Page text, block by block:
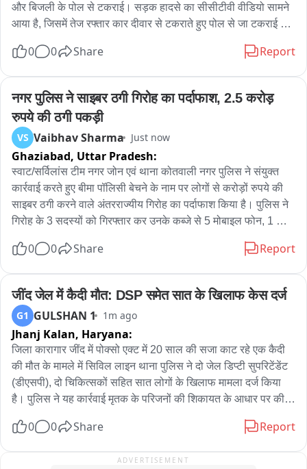
और बिजली के पोल से टकराई। सड़क हादसे का सीसीटीवी वीडियो सामने
आया है, जिसमें तेज रफ्तार कार दीवार से टकराते हुए पोल से जा टकराई
बाल-बाल बच गया और किसी तरह की जानी नुकसान नहीं हुआ। जिला
अपील करता है, फिर भी तेज रफ्तार का कहर अकसर सड़कों पर दिखाई देता
है。
0 0 Share Report
नगर पुलिस ने साइबर ठगी गिरोह का पर्दाफाश, 2.5 करोड़
रुपये की ठगी पकड़ी
VS Vaibhav Sharma Just now
Ghaziabad, Uttar Pradesh:
स्वाट/सर्विलांस टीम नगर जोन एवं थाना कोतवाली नगर पुलिस ने संयुक्त
कार्रवाई करते हुए बीमा पॉलिसी बेचने के नाम पर लोगों से करोड़ों रुपये की
साइबर ठगी करने वाले अंतरराज्यीय गिरोह का पर्दाफाश किया है। पुलिस ने
गिरोह के 3 सदस्यों को गिरफ्तार कर उनके कब्जे से 5 मोबाइल फोन, 1
करीब 2.5 करोड़ रुपये की साइबर ठगी को अंजाम दिया था। साथ ही चार
गिरफ्तार अभियुक्तों की पहचान पंकज शर्मा, आदित्य यादव उर्फ मोनू और
प्रमोद हरीश चंद्र छेबड़े के रूप में हुई है। 3 को थाना कोतवाली नगर क्षेत्र
से गिरफ्तार किया गया। पुलिस पूछताछ में अभियुक्तों ने बताया कि वह पहले
नोएडा स्थित एक बीमा ब्रोकिंग कंपनी में कॉलिंग का कार्य करते थे। वहीं से
उन्हें बीमा पॉलिसी धारकों का डाटा और ग्राहकों की जानकारी मिली,
जिसका बाद में साइबर ठगी के लिए दुरुपयोग किया। वह लैप्स हो चुकी बीमा
पॉलिसियों के ग्राहकों को फोन कर स्वयं को बीमा कंपनी का अधिकृत
प्रतिनिधि बताते थे। इसके बाद पॉलिसी को दोबारा सक्रिय कराने या नई
पॉलिसी देने का झांसा देकर उनसे विभिन्न बैंक खातों में धनराशि जमा करा
लेते थे। लोगों का विश्वास जीतने के लिए आरोपी लैपटॉप में फोटो एडिटिंग
एप्प की मदद से फर्जी रसीदें तैयार करते थे और इंटरनेट से बीमा कंपनियों के
0 0 Share Report
जींद जेल में कैदी मौत: DSP समेत सात के खिलाफ केस दर्ज
G1 GULSHAN 1 1m ago
Jhanj Kalan, Haryana:
जिला कारागार जींद में पोक्सो एक्ट में 20 साल की सजा काट रहे एक कैदी
की मौत के मामले में सिविल लाइन थाना पुलिस ने दो जेल डिप्टी सुपरिटेंडेंट
(डीएसपी), दो चिकित्सकों सहित सात लोगों के खिलाफ मामला दर्ज किया
है। पुलिस ने यह कार्रवाई मृतक के परिजनों की शिकायत के आधार पर की
समस्या होने के बावजूद समय पर उचित उपचार नहीं मिला और उसे मानसिक
0 0 Share Report
ADVERTISEMENT